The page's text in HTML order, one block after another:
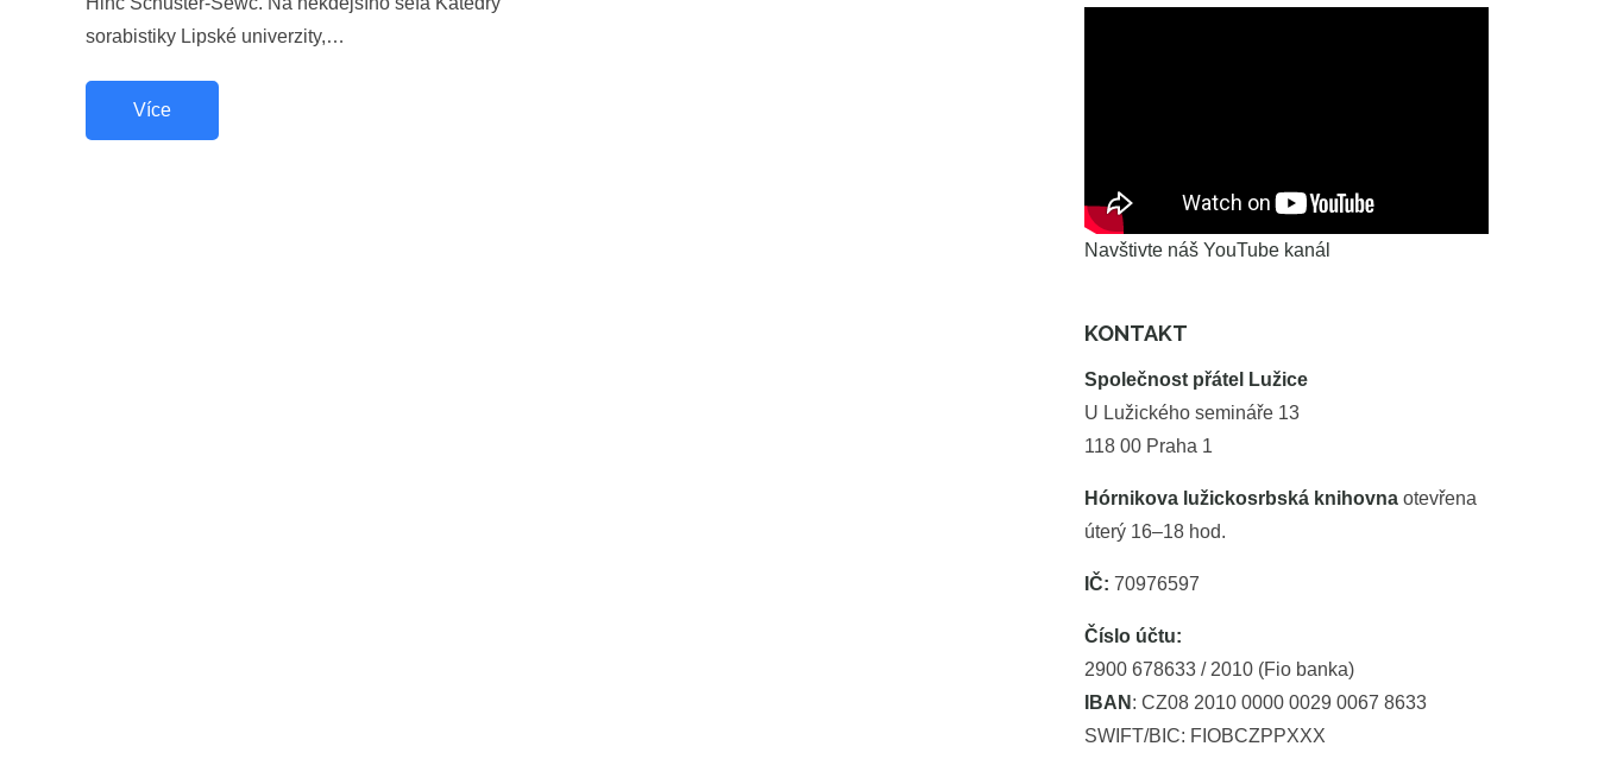
sorabistiky Lipské univerzity,…
Více
Navštivte náš YouTube kanál
KONTAKT
Společnost přátel Lužice
U Lužického semináře 13
118 00 Praha 1
Hórnikova lužickosrbská knihovna otevřena
úterý 16–18 hod.
IČ: 70976597
Číslo účtu:
2900 678633 / 2010 (Fio banka)
IBAN : CZ08 2010 0000 0029 0067 8633
SWIFT/BIC: FIOBCZPPXXX